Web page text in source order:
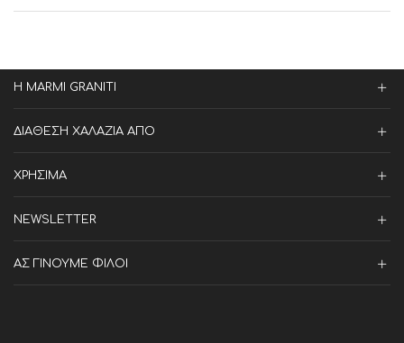
Η MARMI GRANITI
ΔΙΑΘΕΣΗ ΧΑΛΑΖΙΑ ΑΠΟ
ΧΡΗΣΙΜΑ
NEWSLETTER
ΑΣ ΓΙΝΟΥΜΕ ΦΙΛΟΙ